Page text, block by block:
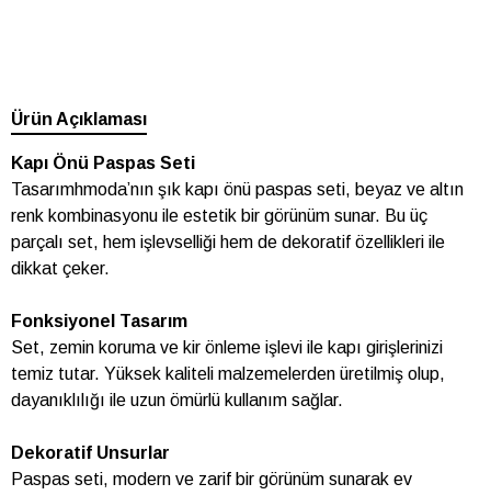
Ürün Açıklaması
Kapı Önü Paspas Seti
Tasarımhmoda’nın şık kapı önü paspas seti, beyaz ve altın
renk kombinasyonu ile estetik bir görünüm sunar. Bu üç
parçalı set, hem işlevselliği hem de dekoratif özellikleri ile
dikkat çeker.
Fonksiyonel Tasarım
Set, zemin koruma ve kir önleme işlevi ile kapı girişlerinizi
temiz tutar. Yüksek kaliteli malzemelerden üretilmiş olup,
dayanıklılığı ile uzun ömürlü kullanım sağlar.
Dekoratif Unsurlar
Paspas seti, modern ve zarif bir görünüm sunarak ev